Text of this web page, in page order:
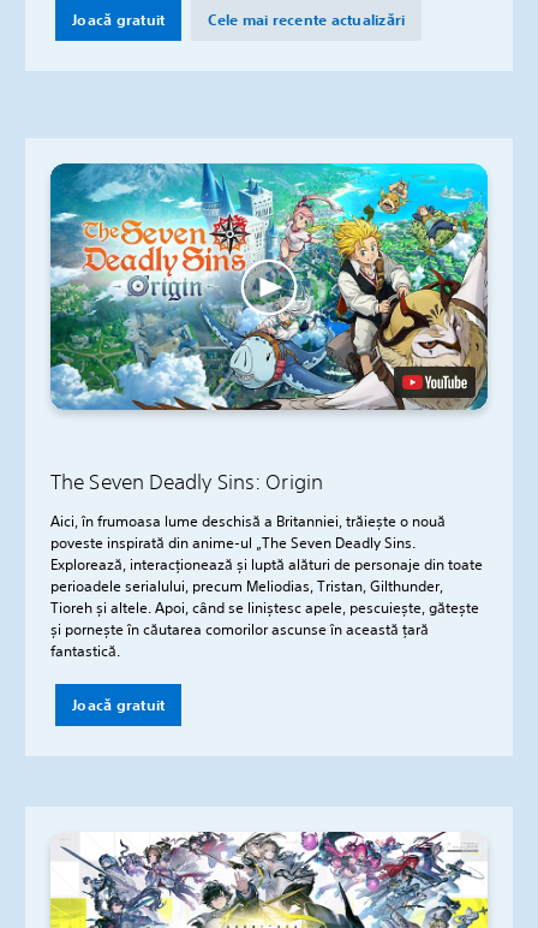
Joacă gratuit Cele mai recente actualizări
The Seven Deadly Sins: Origin
Aici, în frumoasa lume deschisă a Britanniei, trăiește o nouă
poveste inspirată din anime-ul „The Seven Deadly Sins.
Explorează, interacționează și luptă alături de personaje din toate
perioadele serialului, precum Meliodias, Tristan, Gilthunder,
Tioreh și altele. Apoi, când se liniștesc apele, pescuiește, gătește
și pornește în căutarea comorilor ascunse în această țară
fantastică.
Joacă gratuit